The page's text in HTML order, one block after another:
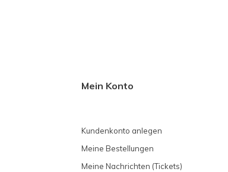
Mein Konto
Kundenkonto anlegen
Meine Bestellungen
Meine Nachrichten (Tickets)